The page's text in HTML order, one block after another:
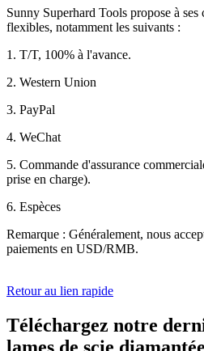
Sunny Superhard Tools propose à ses
flexibles, notamment les suivants :
1. T/T, 100% à l'avance.
2. Western Union
3. PayPal
4. WeChat
5. Commande d'assurance
prise en charge).
6. Espèces
Remarque : Généralement, nous
paiements en USD/RMB.
Retour au lien rapide
Téléchargez notre
lames de scie